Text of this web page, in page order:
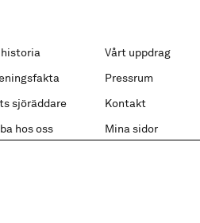
historia Vårt uppdrag
Pressrum
sjöräddare
Kontakt
hos oss
Mina sidor